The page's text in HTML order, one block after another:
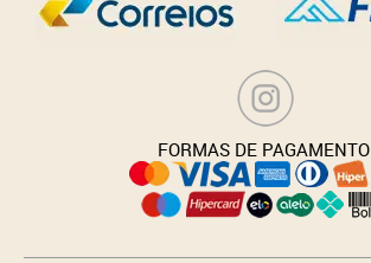
FORMAS DE PAGAMENTO